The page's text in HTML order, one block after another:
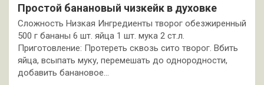
Простой банановый чизкейк в духовке
Сложность Низкая Ингредиенты творог обезжиренный
500 г бананы 6 шт. яйца 1 шт. мука 2 ст.л.
Приготовление: Протереть сквозь сито творог. Вбить
яйца, всыпать муку, перемешать до однородности,
добавить банановое…